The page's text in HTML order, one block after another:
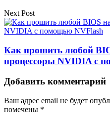
Next Post
Как прошить любой
процессоры NVIDIA с
Добавить комментарий
Ваш адрес email не будет
помечены *